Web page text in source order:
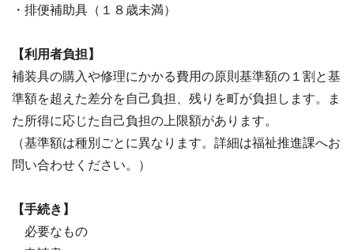
・排便補助具（１８歳未満）
【利用者負担】
補装具の購入や修理にかかる費用の原則基準額の１割と基
準額を超えた差分を自己負担、残りを町が負担します。ま
た所得に応じた自己負担の上限額があります。
（基準額は種別ごとに異なります。詳細は福祉推進課へお
問い合わせください。）
【手続き】
必要なもの